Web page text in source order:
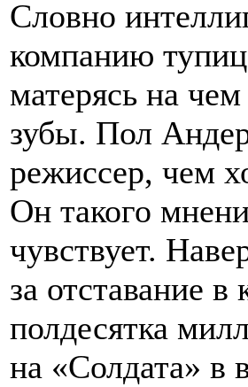
Словно
компанию
матерясь на
зубы. Пол
режиссер, чем
Он такого
чувствует.
за отставание
полдесятка
на «Солдата» в